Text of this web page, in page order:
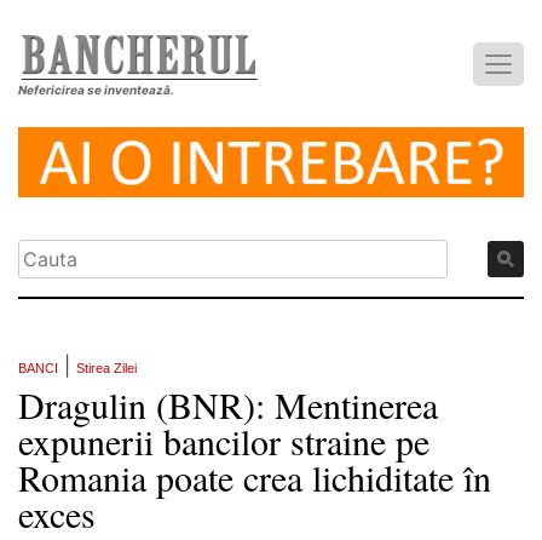
Nefericirea se inventează.
BANCI Stirea Zilei
Dragulin (BNR): Mentinerea
expunerii bancilor straine pe
Romania poate crea lichiditate în
exces